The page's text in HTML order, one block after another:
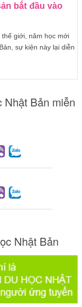
bắt đầu vào
giới, năm học mới
sự kiện này lại diễn
Nhật Bản miễn
Nhật Bản